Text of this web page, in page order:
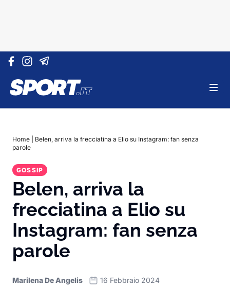
Vai al contenuto
Home
Belen, arriva la frecciatina a Elio su Instagram: fan senza
parole
GOSSIP
Belen, arriva la
frecciatina a Elio su
Instagram: fan senza
parole
Marilena De Angelis 16 Febbraio 2024